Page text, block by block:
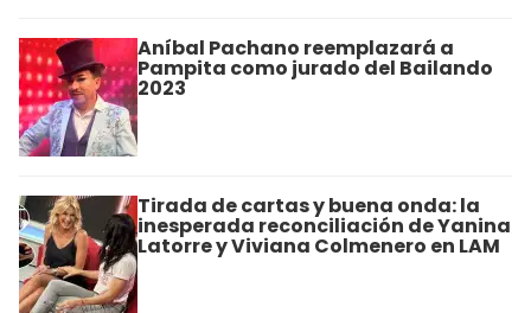
Aníbal Pachano reemplazará a
Pampita como jurado del Bailando
2023
Tirada de cartas y buena onda: la
inesperada reconciliación de Yanina
Latorre y Viviana Colmenero en LAM